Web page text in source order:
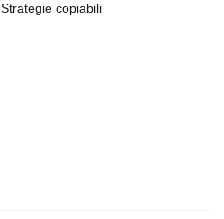
Strategie copiabili